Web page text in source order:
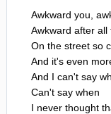
Awkward you
Awkward after all
On the street so
And it's even
And I can't say
Can't say when
I never thought